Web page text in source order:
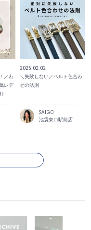
／わ
レデ
2025.02.02
＼失敗しない／ベルト色合わ
せの法則
SAIGO
池袋東口駅前店